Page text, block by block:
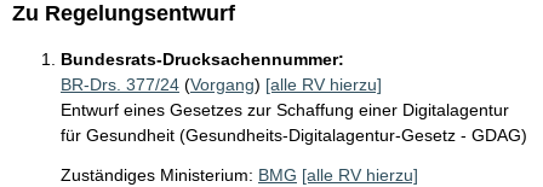
Zu Regelungsentwurf
Bundesrats-Drucksachennummer:
BR-Drs. 377/24 (Vorgang) [alle RV hierzu]
Entwurf eines Gesetzes zur Schaffung einer Digitalagentur
für Gesundheit (Gesundheits-Digitalagentur-Gesetz - GDAG)
Zuständiges Ministerium: BMG [alle RV hierzu]